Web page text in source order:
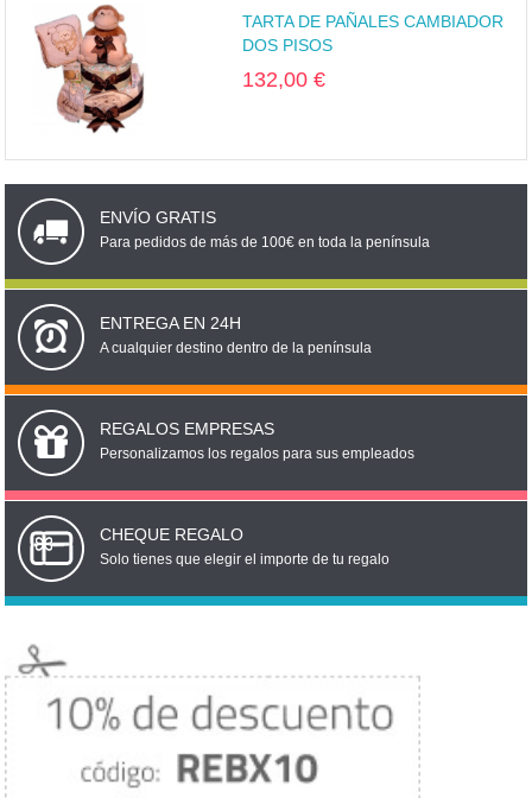
TARTA DE PAÑALES CAMBIADOR
DOS PISOS
132,00 €
ENVÍO GRATIS
Para pedidos de más de 100€ en toda la península
ENTREGA EN 24H
A cualquier destino dentro de la península
REGALOS EMPRESAS
Personalizamos los regalos para sus empleados
CHEQUE REGALO
Solo tienes que elegir el importe de tu regalo